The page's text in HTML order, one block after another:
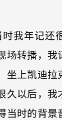
时我年记还
场转播，我
坐上凯迪拉
久以后，我
当时的背景